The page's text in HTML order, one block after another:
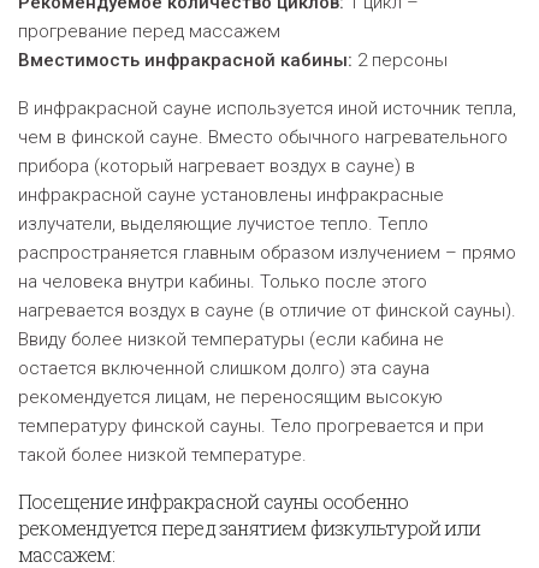
прогревание перед массажем
Вместимость инфракрасной кабины: 2 персоны
В инфракрасной сауне используется иной источник тепла,
чем в финской сауне. Вместо обычного нагревательного
прибора (который нагревает воздух в сауне) в
инфракрасной сауне установлены инфракрасные
излучатели, выделяющие лучистое тепло. Тепло
распространяется главным образом излучением – прямо
на человека внутри кабины. Только после этого
нагревается воздух в сауне (в отличие от финской сауны).
Ввиду более низкой температуры (если кабина не
остается включенной слишком долго) эта сауна
рекомендуется лицам, не переносящим высокую
температуру финской сауны. Тело прогревается и при
такой более низкой температуре.
Посещение инфракрасной сауны особенно
рекомендуется перед занятием физкультурой или
массажем: